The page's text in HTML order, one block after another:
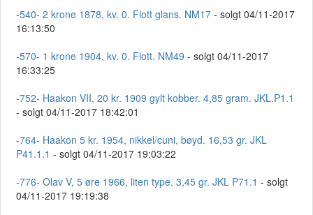
-540- 2 krone 1878, kv. 0. Flott glans. NM17 - solgt 04/11-2017
16:13:50
-570- 1 krone 1904, kv. 0. Flott. NM49 - solgt 04/11-2017
16:33:25
-752- Haakon VII, 20 kr. 1909 gylt kobber. 4,85 gram. JKL.P1.1
- solgt 04/11-2017 18:42:01
-764- Haakon 5 kr. 1954, nikkel/cuni, bøyd. 16,53 gr. JKL
P41.1.1 - solgt 04/11-2017 19:03:22
-776- Olav V, 5 øre 1966, liten type. 3,45 gr. JKL P71.1 - solgt
04/11-2017 19:19:38